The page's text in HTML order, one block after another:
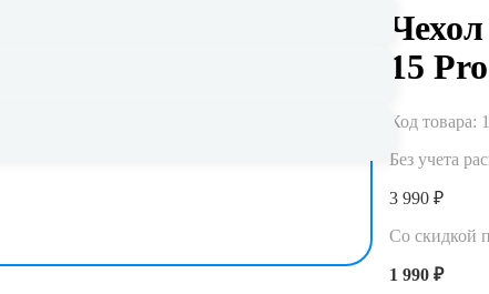
15
Код товара:
Без учета
3 990 ₽
Со скидкой
1 990 ₽